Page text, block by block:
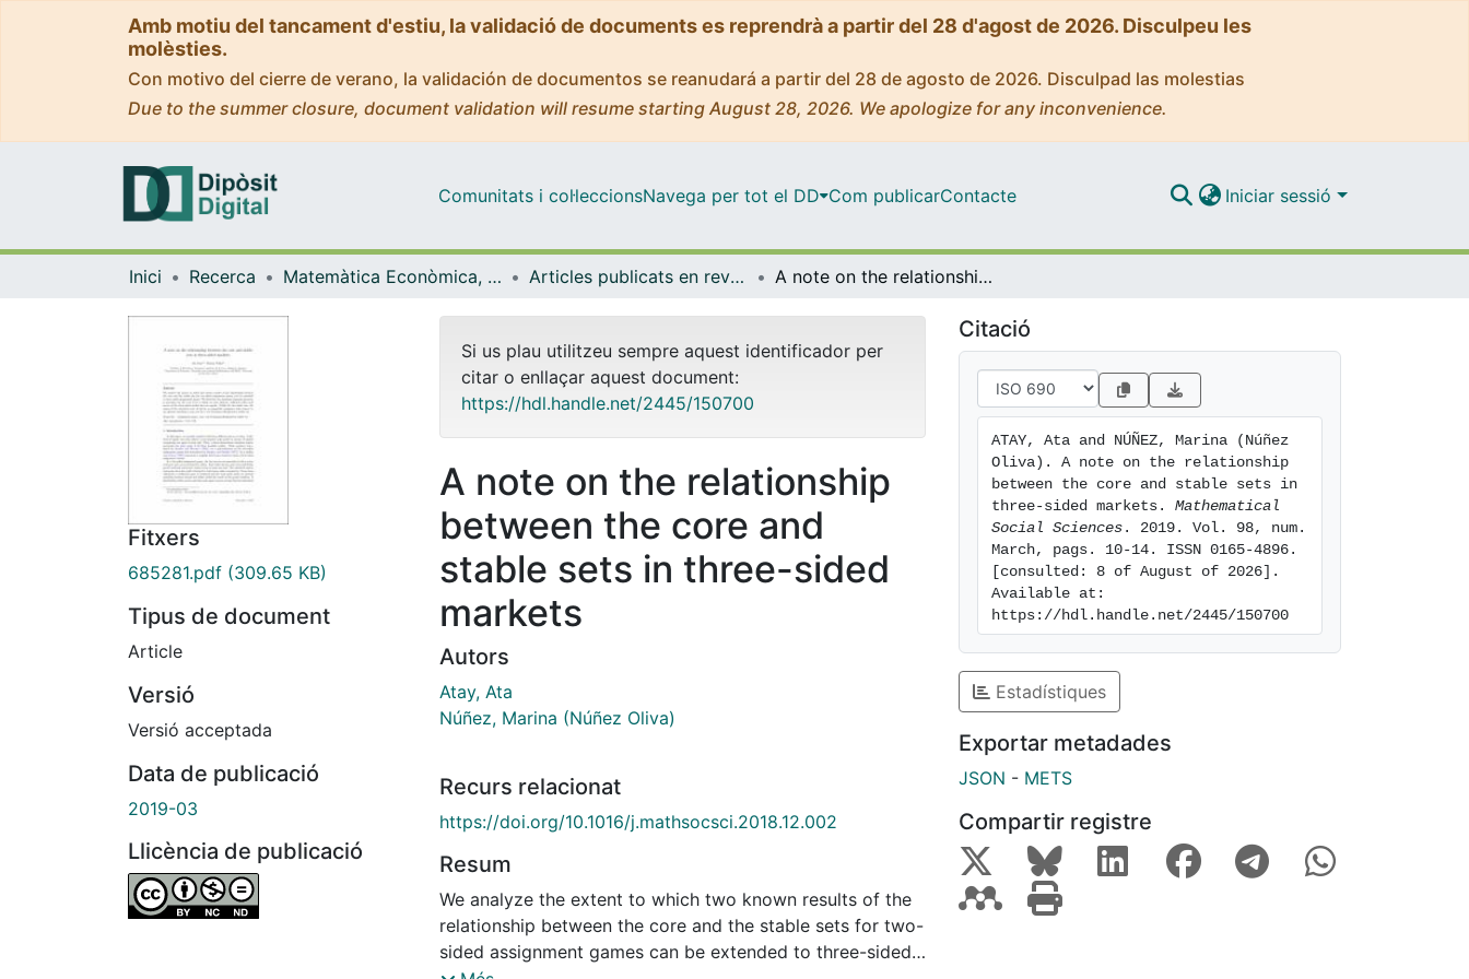
Amb motiu del tancament d'estiu, la validació de documents es reprendrà a partir del 28 d'agost de 2026. Disculpeu les
molèsties.
Con motivo del cierre de verano, la validación de documentos se reanudará a partir del 28 de agosto de 2026. Disculpad las molestias
Due to the summer closure, document validation will resume starting August 28, 2026. We apologize for any inconvenience.
Comunitats i col·leccionsNavega per tot el DD Com publicarContacte Iniciar sessió
Inici Recerca Matemàtica Econòmica, Financera i Actuarial Articles publicats en revistes (Matemàtica Econòmica, Financera i Actuarial) A note on the relationship between the core and stable sets in three-sided markets
Fitxers
685281.pdf (309.65 KB)
Tipus de document
Article
Versió
Versió acceptada
Data de publicació
2019-03
Llicència de publicació
Si us plau utilitzeu sempre aquest identificador per
citar o enllaçar aquest document:
https://hdl.handle.net/2445/150700
A note on the relationship
between the core and
stable sets in three-sided
markets
Autors
Atay, Ata
Núñez, Marina (Núñez Oliva)
Recurs relacionat
https://doi.org/10.1016/j.mathsocsci.2018.12.002
Resum
We analyze the extent to which two known results of the
relationship between the core and the stable sets for two-
sided assignment games can be extended to three-sided
Citació
ATAY, Ata and NÚÑEZ, Marina (Núñez
Oliva). A note on the relationship
between the core and stable sets in
three-sided markets. Mathematical
Social Sciences . 2019. Vol. 98, num.
March, pags. 10-14. ISSN 0165-4896.
[consulted: 8 of August of 2026].
Available at:
https://hdl.handle.net/2445/150700
Estadístiques
Exportar metadades
JSON - METS
Compartir registre